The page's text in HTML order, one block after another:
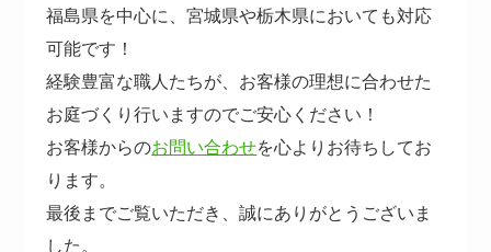
福島県を中心に、宮城県や栃木県においても対応
可能です！
経験豊富な職人たちが、お客様の理想に合わせた
お庭づくり行いますのでご安心ください！
お客様からのお問い合わせを心よりお待ちしてお
ります。
最後までご覧いただき、誠にありがとうございま
した。